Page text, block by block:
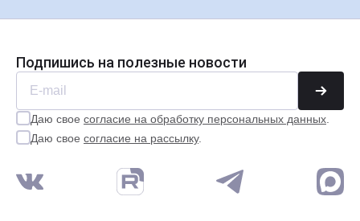
Подпишись на полезные новости
Даю свое согласие на обработку персональных данных
Даю свое согласие на рассылку.